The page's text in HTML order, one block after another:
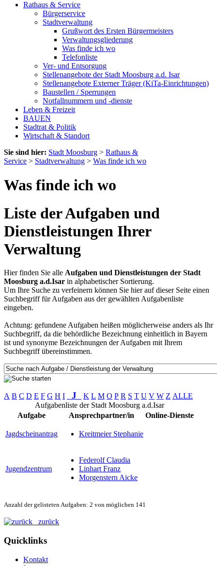
Rathaus & Service
Bürgerservice
Stadtverwaltung
Grußwort des Ersten Bürgermeisters
Verwaltungsgliederung
Was finde ich wo
Telefonliste
Ver- und Entsorgung
Stellenangebote der Stadt Moosburg a.d. Isar
Stellenangebote Externer Träger (KiTa-Einrichtungen)
Baustellen / Sperrungen
Notfallnummern und -dienste
Leben & Freizeit
BAUEN
Stadtrat & Politik
Wirtschaft & Standort
Sie sind hier: Stadt Moosburg > Rathaus &
Service > Stadtverwaltung > Was finde ich wo
Was finde ich wo
Liste der Aufgaben und
Dienstleistungen Ihrer
Verwaltung
Hier finden Sie alle Aufgaben und Dienstleistungen der Stadt
Moosburg a.d.Isar in alphabetischer Sortierung.
Um Ihre Suche zu verfeinern können Sie hier auf dieser Seite einen
Suchbegriff für Aufgaben aus der gewählten Aufgabenliste
eingeben.
Achtung: gefundene Aufgaben heißen möglicherweise anders als Ihr
Suchbegriff, da die behördliche Bezeichnung einheitlich in Bayern
ist und synonyme Bezeichnungen der Aufgaben mit Ihrem
Suchbegriff übereinstimmen.
A B C D E F G H I J K L M O P R S T U V W Z ALLE
Aufgabenliste der Stadt Moosburg a.d.Isar
Aufgabe
Ansprechpartner/in Online-Dienste
Jagdscheinantrag Kreitmeier Stephanie
Jugendzentrum
Federolf Claudia
Linhart Franz
Morgenstern Aicke
Anzahl der gelisteten Aufgaben: 2 von möglichen 141
zurück
Quicklinks
Kontakt